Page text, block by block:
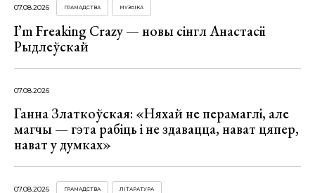
07.08.2026 ГРАМАДСТВА МУЗЫКА
I’m Freaking Crazy — новы сінгл Анастасіі
Рыдлеўскай
07.08.2026
Ганна Златкоўская: «Няхай не перамаглі, але
магчы — гэта рабіць і не здавацца, нават цяпер,
нават у думках»
07.08.2026 ГРАМАДСТВА ЛІТАРАТУРА